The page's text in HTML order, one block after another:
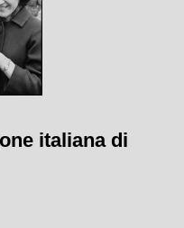
italiana di